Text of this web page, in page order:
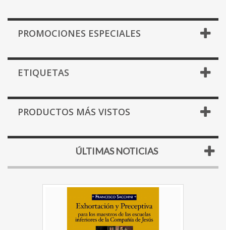
PROMOCIONES ESPECIALES
ETIQUETAS
PRODUCTOS MÁS VISTOS
ÚLTIMAS NOTICIAS